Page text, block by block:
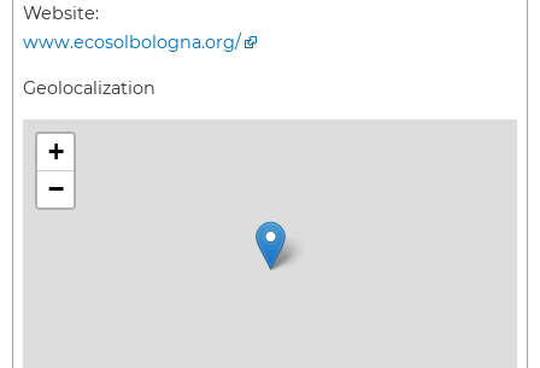
Website:
www.ecosolbologna.org/
Geolocalization
+
−